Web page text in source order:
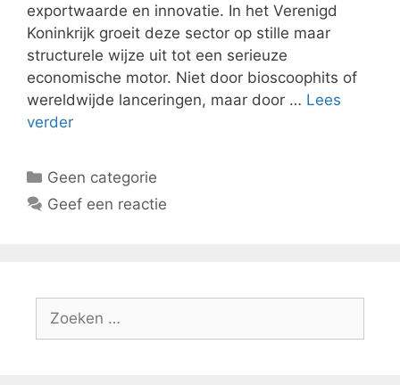
exportwaarde en innovatie. In het Verenigd
Koninkrijk groeit deze sector op stille maar
structurele wijze uit tot een serieuze
economische motor. Niet door bioscoophits of
wereldwijde lanceringen, maar door … Lees
verder
Categorieën
Geen categorie
Geef een reactie
naar: